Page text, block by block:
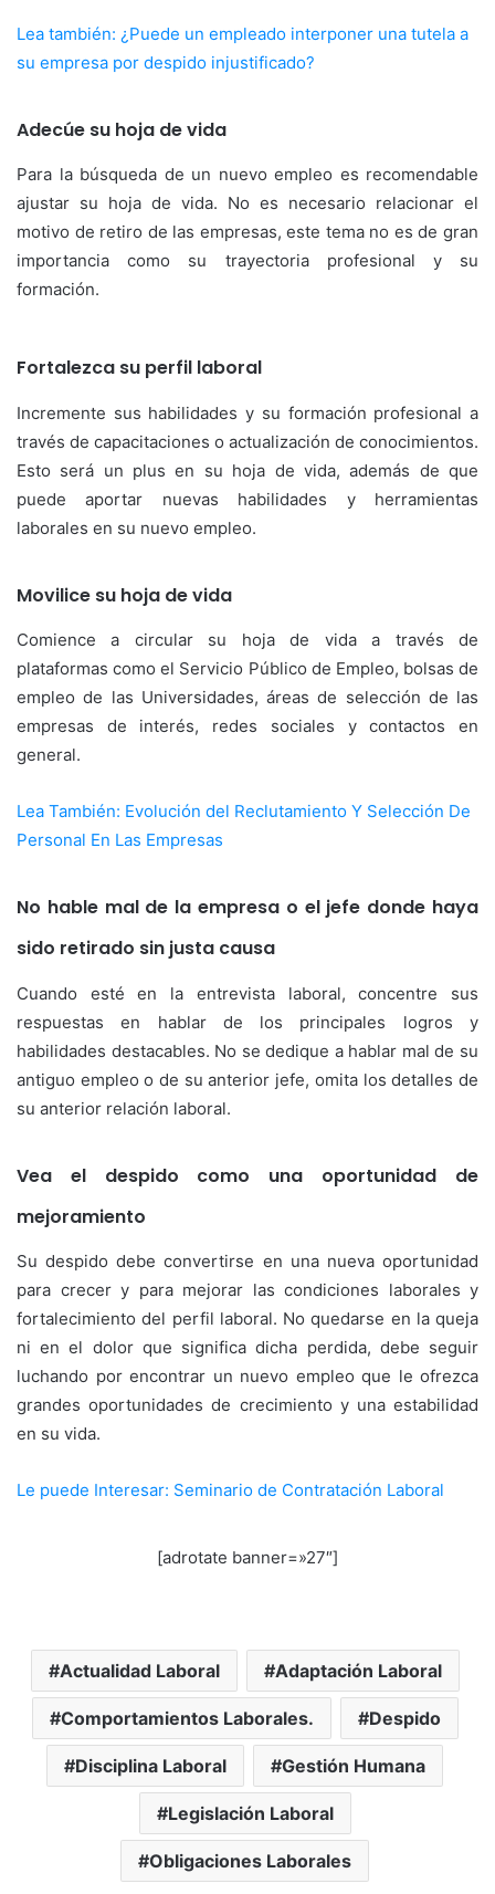
Lea también: ¿Puede un empleado interponer una tutela a
su empresa por despido injustificado?
Adecúe su hoja de vida
Para la búsqueda de un nuevo empleo es recomendable
ajustar su hoja de vida. No es necesario relacionar el
motivo de retiro de las empresas, este tema no es de gran
importancia como su trayectoria profesional y su
formación.
Fortalezca su perfil laboral
Incremente sus habilidades y su formación profesional a
través de capacitaciones o actualización de conocimientos.
Esto será un plus en su hoja de vida, además de que
puede aportar nuevas habilidades y herramientas
laborales en su nuevo empleo.
Movilice su hoja de vida
Comience a circular su hoja de vida a través de
plataformas como el Servicio Público de Empleo, bolsas de
empleo de las Universidades, áreas de selección de las
empresas de interés, redes sociales y contactos en
general.
Lea También: Evolución del Reclutamiento Y Selección De
Personal En Las Empresas
No hable mal de la empresa o el jefe donde haya
sido retirado sin justa causa
Cuando esté en la entrevista laboral, concentre sus
respuestas en hablar de los principales logros y
habilidades destacables. No se dedique a hablar mal de su
antiguo empleo o de su anterior jefe, omita los detalles de
su anterior relación laboral.
Vea el despido como una oportunidad de
mejoramiento
Su despido debe convertirse en una nueva oportunidad
para crecer y para mejorar las condiciones laborales y
fortalecimiento del perfil laboral. No quedarse en la queja
ni en el dolor que significa dicha perdida, debe seguir
luchando por encontrar un nuevo empleo que le ofrezca
grandes oportunidades de crecimiento y una estabilidad
en su vida.
Le puede Interesar: Seminario de Contratación Laboral
[adrotate banner=»27″]
Actualidad Laboral Adaptación Laboral
Comportamientos Laborales. Despido
Disciplina Laboral Gestión Humana
Legislación Laboral
Obligaciones Laborales